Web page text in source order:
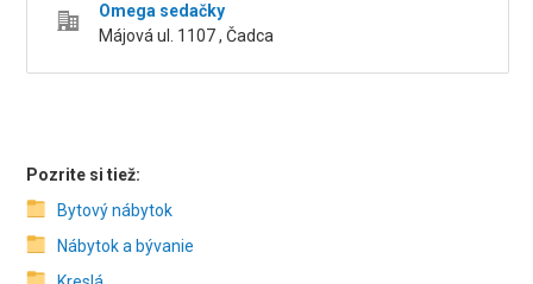
Omega sedačky
Májová ul. 1107 , Čadca
Pozrite si tiež:
Bytový nábytok
Nábytok a bývanie